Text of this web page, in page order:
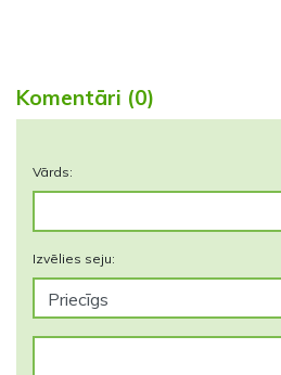
Komentāri (0)
Vārds:
Izvēlies seju: